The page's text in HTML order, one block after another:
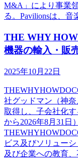
M&A」により事業
る。Pavilionsは、音
THE WHY
機器の輸入・販
2025年10月22日
社グッドマン（神
取得し、子会社化す
から2026年8月31日
ビス及びソリュー
及び企業への教育